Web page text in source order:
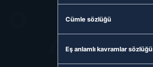
Cümle sözlüğü
Eş anlamlı kavramlar sözlüğü